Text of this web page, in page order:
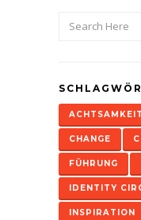
ACHTSAMKEIT
CHANGE
FÜHRUNG
IDENTITY
INSPIRATION